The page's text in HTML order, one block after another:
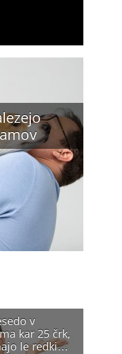
v
kar 25 črk,
le redki…